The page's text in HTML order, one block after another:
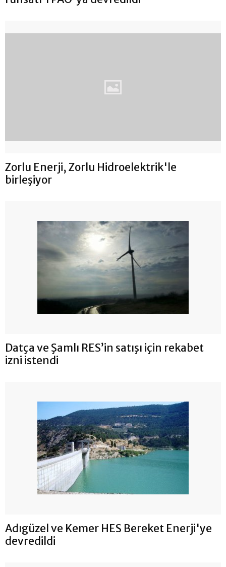
Zorlu Enerji, Zorlu Hidroelektrik'le
birleşiyor
Datça ve Şamlı RES’in satışı için rekabet
izni istendi
Adıgüzel ve Kemer HES Bereket Enerji'ye
devredildi